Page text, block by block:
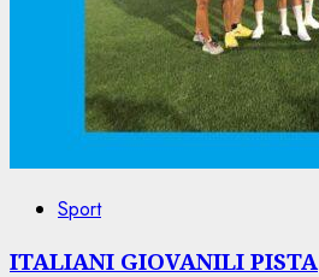
Sport
ITALIANI GIOVANILI PISTA